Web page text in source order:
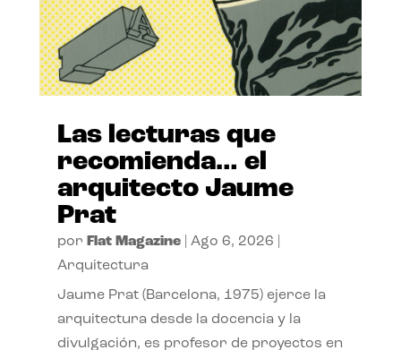
Las lecturas que
recomienda… el
arquitecto Jaume
Prat
por Flat Magazine| Ago 6, 2026
Arquitectura
Jaume Prat (Barcelona, 1975) ejerce la
arquitectura desde la docencia y la
divulgación, es profesor de proyectos en